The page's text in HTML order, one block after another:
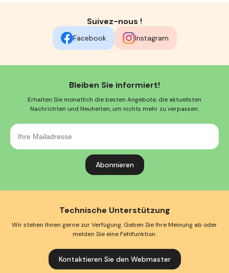
Suivez-nous !
Facebook Instagram
Bleiben Sie informiert!
Erhalten Sie monatlich die besten Angebote, die aktuellsten
Nachrichten und Neuheiten, um nichts mehr zu verpassen.
Ihre
Mailadresse
Technische Unterstützung
Wir stehen Ihnen gerne zur Verfügung. Geben Sie Ihre Meinung ab oder
melden Sie eine Fehlfunktion.
Kontaktieren Sie den Webmaster